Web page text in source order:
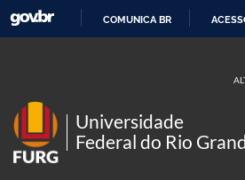
COMUNICA BR
Universidade
Federal do Rio